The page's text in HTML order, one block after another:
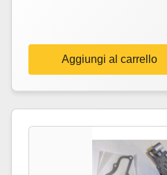
Aggiungi al carrello